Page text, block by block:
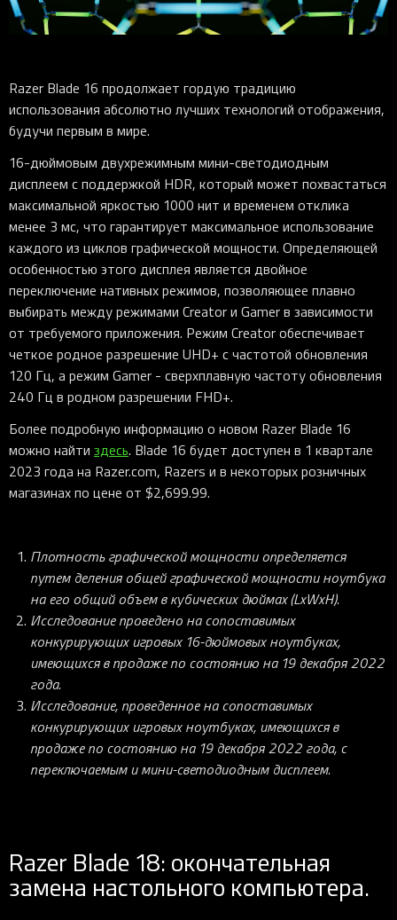
Razer Blade 16 продолжает гордую традицию
использования абсолютно лучших технологий отображения,
будучи первым в мире.
16-дюймовым двухрежимным мини-светодиодным
дисплеем с поддержкой HDR, который может похвастаться
максимальной яркостью 1000 нит и временем отклика
менее 3 мс, что гарантирует максимальное использование
каждого из циклов графической мощности. Определяющей
особенностью этого дисплея является двойное
переключение нативных режимов, позволяющее плавно
выбирать между режимами Creator и Gamer в зависимости
от требуемого приложения. Режим Creator обеспечивает
четкое родное разрешение UHD+ с частотой обновления
120 Гц, а режим Gamer - сверхплавную частоту обновления
240 Гц в родном разрешении FHD+.
Более подробную информацию о новом Razer Blade 16
можно найти здесь. Blade 16 будет доступен в 1 квартале
2023 года на Razer.com, Razers и в некоторых розничных
магазинах по цене от $2,699.99.
Плотность графической мощности определяется
путем деления общей графической мощности ноутбука
на его общий объем в кубических дюймах (LxWxH).
Исследование проведено на сопоставимых
конкурирующих игровых 16-дюймовых ноутбуках,
имеющихся в продаже по состоянию на 19 декабря 2022
года.
Исследование, проведенное на сопоставимых
конкурирующих игровых ноутбуках, имеющихся в
продаже по состоянию на 19 декабря 2022 года, с
переключаемым и мини-светодиодным дисплеем.
Razer Blade 18: окончательная
замена настольного компьютера.